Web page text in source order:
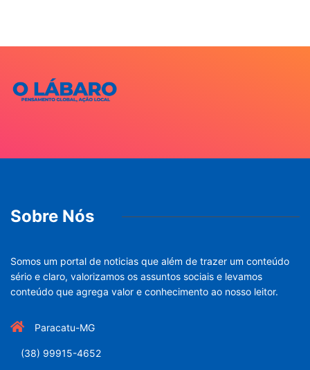
Sobre Nós
Somos um portal de noticias que além de trazer um conteúdo
sério e claro, valorizamos os assuntos sociais e levamos
conteúdo que agrega valor e conhecimento ao nosso leitor.
Paracatu-MG
(38) 99915-4652